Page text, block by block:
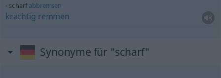
scharfabbremsen
krachtig remmen
Synonyme für "scharf"